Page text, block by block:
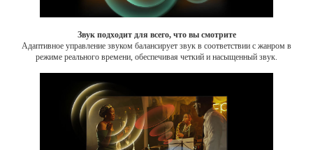
Звук подходит для всего, что вы смотрите
Адаптивное управление звуком балансирует звук в соответствии с жанром в
режиме реального времени, обеспечивая четкий и насыщенный звук.